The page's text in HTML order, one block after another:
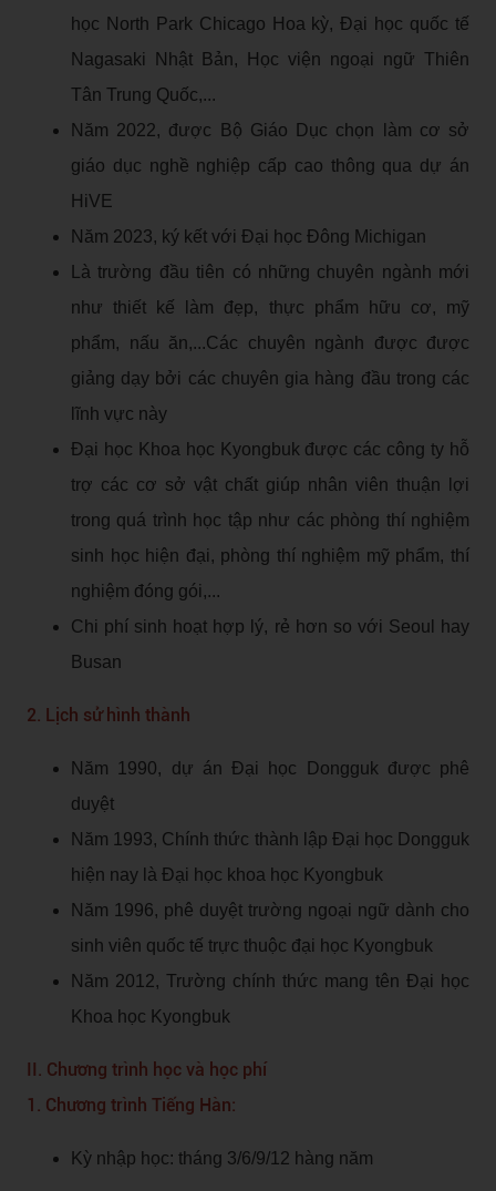
học North Park Chicago Hoa kỳ, Đại học quốc tế
Nagasaki Nhật Bản, Học viện ngoại ngữ Thiên
Tân Trung Quốc,...
Năm 2022, được Bộ Giáo Dục chọn làm cơ sở
giáo dục nghề nghiệp cấp cao thông qua dự án
HiVE
Năm 2023, ký kết với Đại học Đông Michigan
Là trường đầu tiên có những chuyên ngành mới
như thiết kế làm đẹp, thực phẩm hữu cơ, mỹ
phẩm, nấu ăn,...Các chuyên ngành được được
giảng dạy bởi các chuyên gia hàng đầu trong các
lĩnh vực này
Đại học Khoa học Kyongbuk được các công ty hỗ
trợ các cơ sở vật chất giúp nhân viên thuận lợi
trong quá trình học tập như các phòng thí nghiệm
sinh học hiện đại, phòng thí nghiệm mỹ phẩm, thí
nghiệm đóng gói,...
Chi phí sinh hoạt hợp lý, rẻ hơn so với Seoul hay
Busan
2. Lịch sử hình thành
Năm 1990, dự án Đại học Dongguk được phê
duyệt
Năm 1993, Chính thức thành lập Đại học Dongguk
hiện nay là Đại học khoa học Kyongbuk
Năm 1996, phê duyệt trường ngoại ngữ dành cho
sinh viên quốc tế trực thuộc đại học Kyongbuk
Năm 2012, Trường chính thức mang tên Đại học
Khoa học Kyongbuk
II. Chương trình học và học phí
1. Chương trình Tiếng Hàn:
Kỳ nhập học: tháng 3/6/9/12 hàng năm